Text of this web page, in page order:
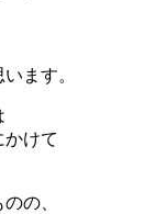
ます。
けて
の、